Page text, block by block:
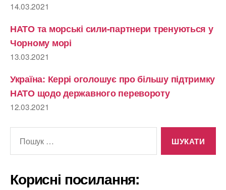
14.03.2021
НАТО та морські сили-партнери тренуються у
Чорному морі
13.03.2021
Україна: Керрі оголошує про більшу підтримку
НАТО щодо державного перевороту
12.03.2021
Корисні посилання: